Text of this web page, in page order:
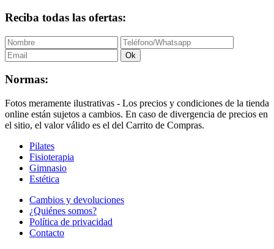
Reciba todas las ofertas:
Ok
Normas:
Fotos meramente ilustrativas - Los precios y condiciones de la tienda
online están sujetos a cambios. En caso de divergencia de precios en
el sitio, el valor válido es el del Carrito de Compras.
Pilates
Fisioterapia
Gimnasio
Estética
Cambios y devoluciones
¿Quiénes somos?
Política de privacidad
Contacto